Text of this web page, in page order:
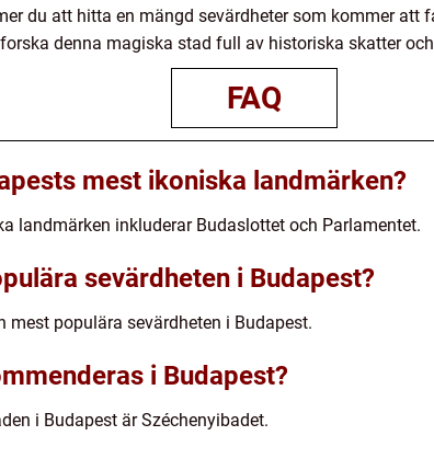
du att hitta en mängd sevärdheter som kommer att
denna magiska stad full av historiska skatter
FAQ
mest ikoniska landmärken?
landmärken inkluderar Budaslottet och Parlamentet.
sevärdheten i Budapest?
mest populära sevärdheten i Budapest.
i Budapest?
i Budapest är Széchenyibadet.